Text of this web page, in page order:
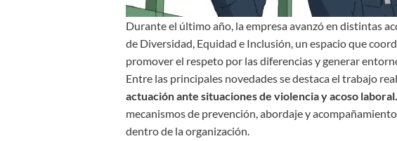
Durante el último año, la empresa avanzó en distintas
de Diversidad, Equidad e Inclusión, un espacio que
promover el respeto por las diferencias y generar
Entre las principales novedades se destaca el trabajo
actuación ante situaciones de violencia y acoso laboral.
mecanismos de prevención, abordaje y
dentro de la organización.